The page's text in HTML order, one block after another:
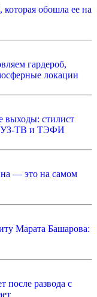
которая обошла ее на
гардероб,
локации
выходы: стилист
ТВ и ТЭФИ
— это на самом
Марата Башарова:
после развода с